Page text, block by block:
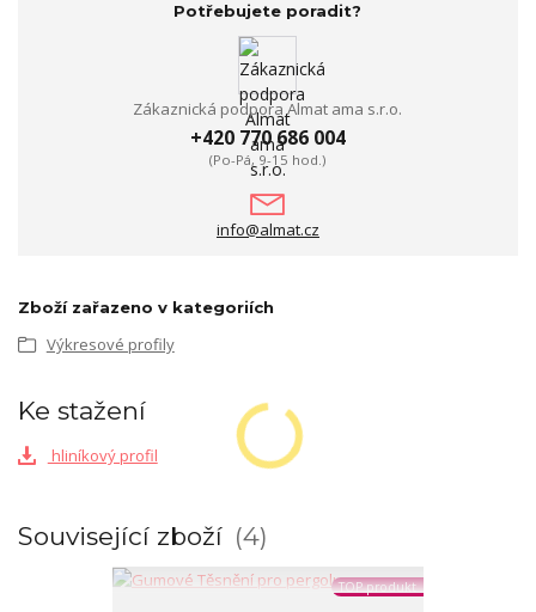
Potřebujete poradit?
Zákaznická podpora Almat ama s.r.o.
+420 770 686 004
(Po-Pá, 9-15 hod.)
info@almat.cz
Zboží zařazeno v kategoriích
Výkresové profily
Ke stažení
hliníkový profil
Související zboží 4
TOP produkt